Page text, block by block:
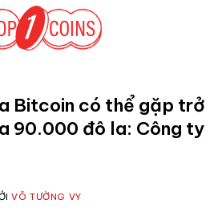
Bitcoin có thể gặp trở
90.000 đô la: Công ty
VÕ TƯỜNG VY